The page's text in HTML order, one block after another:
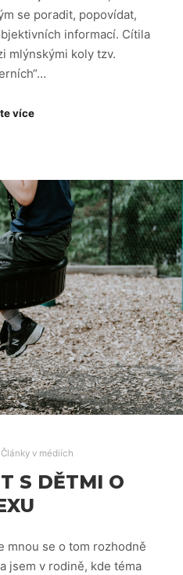
se poradit, popovídat,
informací. Cítila
mlýnskými koly tzv.
více
Články v médiích
S DĚTMI O
mnou se o tom rozhodně
jsem v rodině, kde téma